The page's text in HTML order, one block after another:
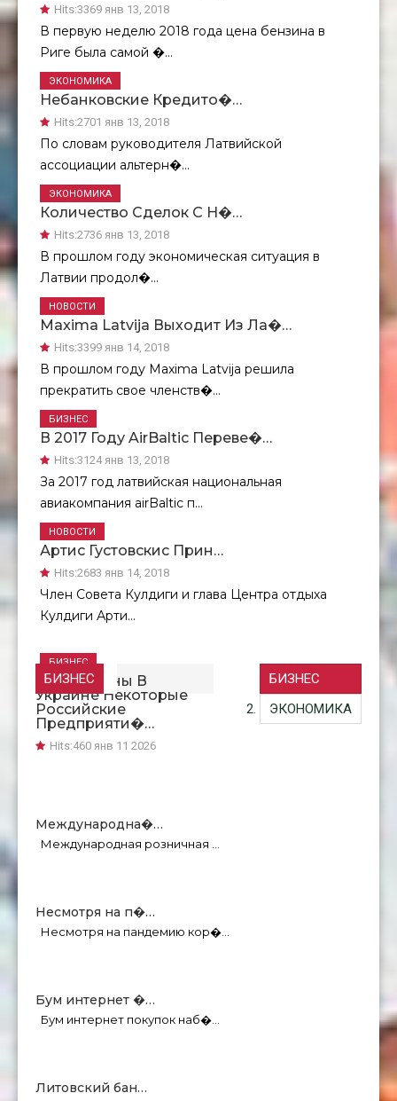
Hits:3369 янв 13, 2018
В первую неделю 2018 года цена бензина в
Риге была самой �...
Небанковские Кредито�…
Hits:2701 янв 13, 2018
ЭКОНОМИКА
По словам руководителя Латвийской
ассоциации альтерн�...
Количество Сделок С Н�…
Hits:2736 янв 13, 2018
ЭКОНОМИКА
В прошлом году экономическая ситуация в
Латвии продол�...
Maxima Latvija Выходит Из Ла�…
Hits:3399 янв 14, 2018
НОВОСТИ
В прошлом году Maxima Latvija решила
прекратить свое членств�...
В 2017 Году AirBaltic Переве�…
Hits:3124 янв 13, 2018
БИЗНЕС
За 2017 год латвийская национальная
авиакомпания airBaltic п...
Артис Густовскис Прин…
Hits:2683 янв 14, 2018
НОВОСТИ
Член Совета Кулдиги и глава Центра отдыха
Кулдиги Арти...
БИЗНЕС
БИЗНЕС
ЭКОНОМИКА
Из-За Войны В
Украине Некоторые
Российские
Предприяти�…
Hits:460 янв 11 2026
БИЗНЕС
Международна�…
Международная розничная …
Несмотря на п�…
Несмотря на пандемию кор�…
Бум интернет �…
Бум интернет покупок наб�…
Литовский бан…